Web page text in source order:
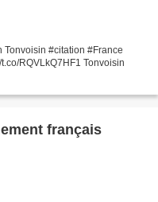
Tonvoisin #citation #France
RQVLkQ7HF1 Tonvoisin
français